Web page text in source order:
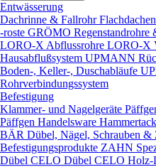
Entwässerung
Dachrinne & Fallrohr
-roste GRÖMO Regenstandrohre
LORO-X Abflussrohre LORO-X
Hausabflußsystem UPMANN
Boden-, Keller-, Duschabläufe
Rohrverbindungssystem
Befestigung
Klammer- und Nagelgeräte
Päffgen Handelsware
BÄR Dübel, Nägel, Schrauben &
Befestigungsprodukte ZAHN
Dübel CELO Dübel CELO Holz-